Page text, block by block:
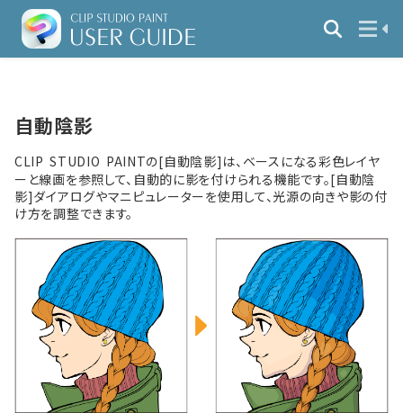
自動陰影
CLIP STUDIO PAINTの[自動陰影]は、ベースになる彩色レイヤ
ーと線画を参照して、自動的に影を付けられる機能です。[自動陰
影]ダイアログやマニピュレーターを使用して、光源の向きや影の付
け方を調整できます。